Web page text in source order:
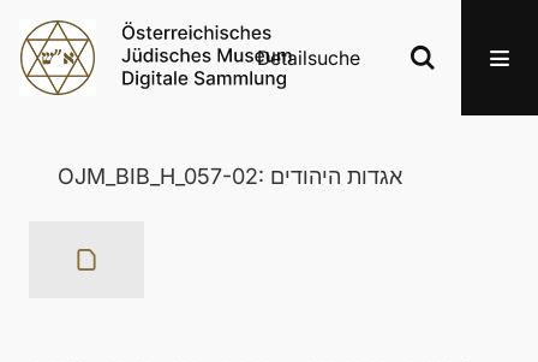
Detailsuche
OJM_BIB_H_057-02: אגדות היהודים